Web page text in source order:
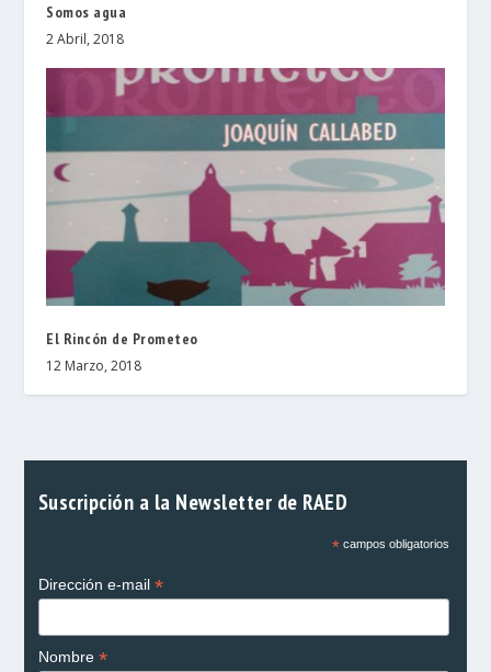
Somos agua
2 Abril, 2018
El Rincón de Prometeo
12 Marzo, 2018
Suscripción a la Newsletter de RAED
*campos obligatorios
Dirección e-mail *
Nombre *